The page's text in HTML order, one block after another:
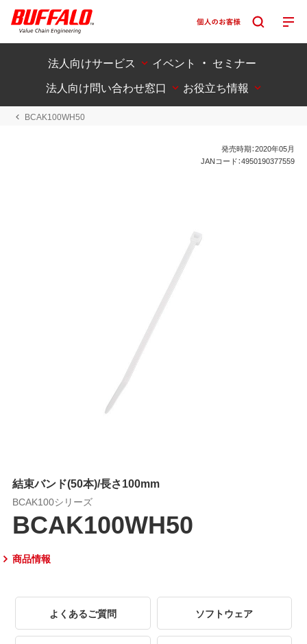
法人向けサービス
イベント ・ セミナー
法人向け問い合わせ窓口
お役立ち情報
BCAK100WH50
発売時期：2020年05月
JANコード：4950190377559
結束バンド(50本)/長さ100mm
BCAK100シリーズ
BCAK100WH50
商品情報
よくあるご質問 ソフトウェア